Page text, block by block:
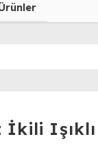
İkili Işıklı